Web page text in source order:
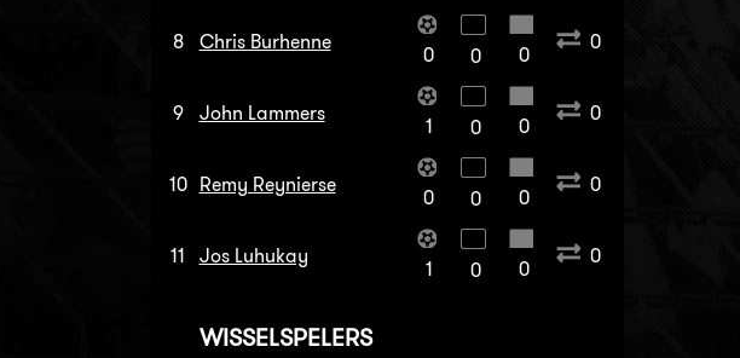
8 Chris Burhenne
0 0 0
0
9 John Lammers
1 0 0
0
10 Remy Reynierse
0 0 0
0
11 Jos Luhukay
1 0 0
0
WISSELSPELERS